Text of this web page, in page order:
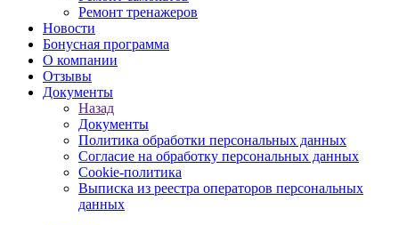
Ремонт тренажеров
Новости
Бонусная программа
О компании
Отзывы
Документы
Назад
Документы
Политика обработки персональных данных
Согласие на обработку персональных данных
Cookie-политика
Выписка из реестра операторов персональных
данных